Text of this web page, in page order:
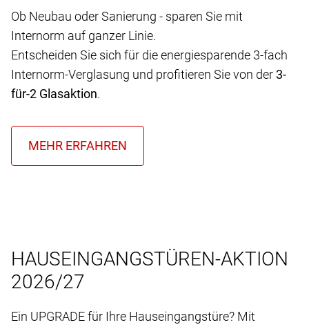
Ob Neubau oder Sanierung - sparen Sie mit
Internorm auf ganzer Linie.
Entscheiden Sie sich für die energiesparende 3-fach
Internorm-Verglasung und profitieren Sie von der 3-
für-2 Glasaktion.
HAUSEINGANGSTÜREN-AKTION
2026/27
Ein UPGRADE für Ihre Hauseingangstüre? Mit